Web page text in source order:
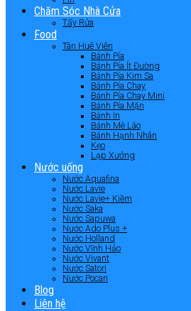
Chăm Sóc Nhà Cửa
Tẩy Rửa
Food
Tân Huê Viên
Bánh Pía
Bánh Pía Ít Đường
Bánh Pía Kim Sa
Bánh Pía Chay
Bánh Pía Chay Mini
Bánh Pía Mặn
Bánh In
Bánh Mè Láo
Bánh Hạnh Nhân
Kẹo
Lạp Xưởng
Nước uống
Nước Aquafina
Nước Lavie
Nước Lavie+ Kiềm
Nước Saka
Nước Sapuwa
Nước Ado Plus +
Nước Holland
Nước Vĩnh Hảo
Nước Vivant
Nước Satori
Nước Pocari
Blog
Liên hệ